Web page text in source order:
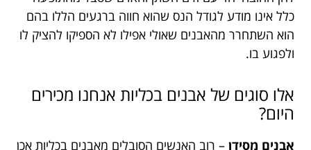
כלל אינו מודע לגודל הנס שהוא חווה ברגעים הללו בהם
הוא השתחרר מהאבנים שאולי אפילו לא הספיקו להציק לו
ולפגוע בו.
אלו סוגים של אבנים בכליות אנחנו מכירים
היום?
אבנים מסידן – רוב האנשים הסובלים מאבנים בכליות אכן